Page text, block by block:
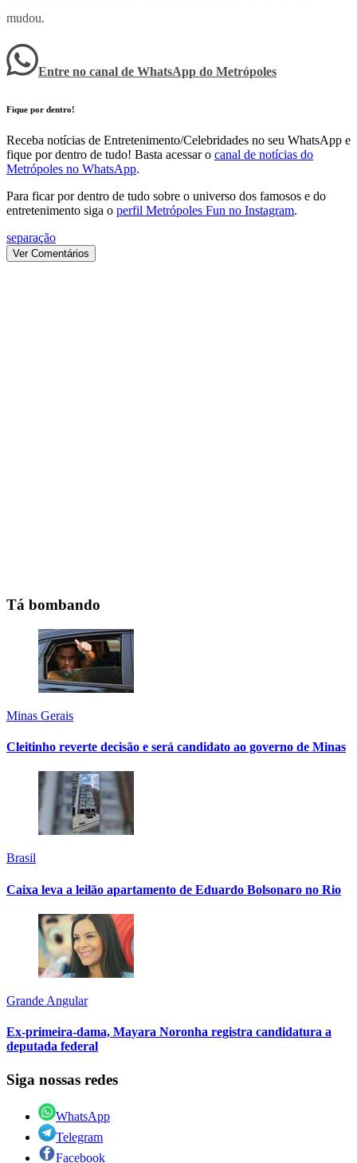
mudou.
Entre no canal de WhatsApp do Metrópoles
Fique por dentro!
Receba notícias de Entretenimento/Celebridades no seu WhatsApp e
fique por dentro de tudo! Basta acessar o canal de notícias do
Metrópoles no WhatsApp.
Para ficar por dentro de tudo sobre o universo dos famosos e do
entretenimento siga o perfil Metrópoles Fun no Instagram.
separação
Ver Comentários
Tá bombando
Minas Gerais
Cleitinho reverte decisão e será candidato ao governo de Minas
Brasil
Caixa leva a leilão apartamento de Eduardo Bolsonaro no Rio
Grande Angular
Ex-primeira-dama, Mayara Noronha registra candidatura a
deputada federal
Siga nossas redes
WhatsApp
Telegram
Facebook